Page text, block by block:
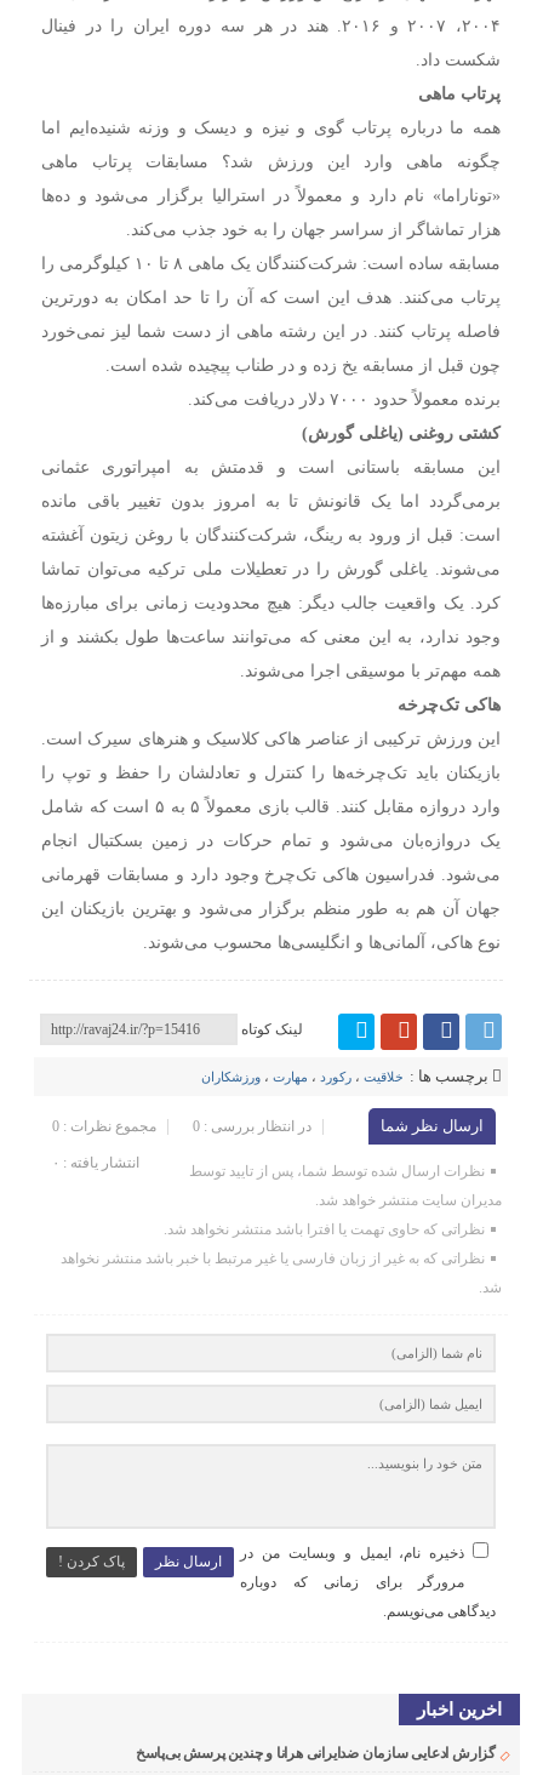
۲۰۰۴، ۲۰۰۷ و ۲۰۱۶. هند در هر سه دوره ایران را در فینال
شکست داد.
پرتاب ماهی
همه ما درباره پرتاب گوی و نیزه و دیسک و وزنه شنیده‌ایم اما
چگونه ماهی وارد این ورزش شد؟ مسابقات پرتاب ماهی
«توناراما» نام دارد و معمولاً در استرالیا برگزار می‌شود و ده‌ها
هزار تماشاگر از سراسر جهان را به خود جذب می‌کند.
مسابقه ساده است: شرکت‌کنندگان یک ماهی ۸ تا ۱۰ کیلوگرمی را
پرتاب می‌کنند. هدف این است که آن را تا حد امکان به دورترین
فاصله پرتاب کنند. در این رشته ماهی از دست شما لیز نمی‌خورد
چون قبل از مسابقه یخ زده و در طناب پیچیده شده است.
برنده معمولاً حدود ۷۰۰۰ دلار دریافت می‌کند.
کشتی روغنی (یاغلی گورش)
این مسابقه باستانی است و قدمتش به امپراتوری عثمانی
برمی‌گردد اما یک قانونش تا به امروز بدون تغییر باقی مانده
است: قبل از ورود به رینگ، شرکت‌کنندگان با روغن زیتون آغشته
می‌شوند. یاغلی گورش را در تعطیلات ملی ترکیه می‌توان تماشا
کرد. یک واقعیت جالب دیگر: هیچ محدودیت زمانی برای مبارزه‌ها
وجود ندارد، به این معنی که می‌توانند ساعت‌ها طول بکشند و از
همه مهم‌تر با موسیقی اجرا می‌شوند.
هاکی تک‌چرخه
این ورزش ترکیبی از عناصر هاکی کلاسیک و هنرهای سیرک است.
بازیکنان باید تک‌چرخه‌ها را کنترل و تعادلشان را حفظ و توپ را
وارد دروازه مقابل کنند. قالب بازی معمولاً ۵ به ۵ است که شامل
یک دروازه‌بان می‌شود و تمام حرکات در زمین بسکتبال انجام
می‌شود. فدراسیون‌ هاکی تک‌چرخ وجود دارد و مسابقات قهرمانی
جهان آن هم به طور منظم برگزار می‌شود و بهترین بازیکنان این
نوع هاکی، آلمانی‌ها و انگلیسی‌ها محسوب می‌شوند.
لینک کوتاه
برچسب ها : خلاقیت‌ ،رکورد ، مهارت ،ورزشکاران
ارسال نظر شما مجموع نظرات : 0 در انتظار بررسی : 0
انتشار یافته : ۰
نظرات ارسال شده توسط شما، پس از تایید توسط
مدیران سایت منتشر خواهد شد.
نظراتی که حاوی تهمت یا افترا باشد منتشر نخواهد شد.
نظراتی که به غیر از زبان فارسی یا غیر مرتبط با خبر باشد منتشر نخواهد
شد.
ارسال نظر پاک کردن !
ذخیره نام، ایمیل و وبسایت من در
مرورگر برای زمانی که دوباره
دیدگاهی می‌نویسم.
اخرین اخبار
گزارش ادعایی سازمان ضدایرانی هرانا و چندین پرسش بی‌پاسخ